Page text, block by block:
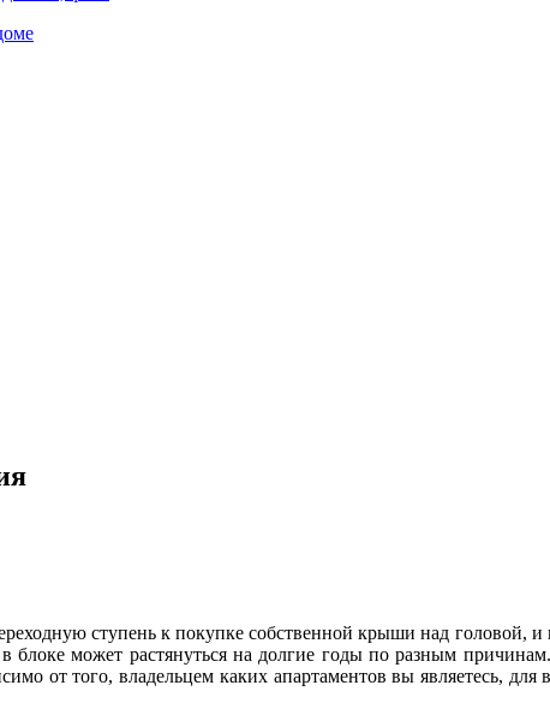
ступень к покупке собственной крыши над головой, и
блоке может растянуться на долгие годы по разным
от того, владельцем каких апартаментов вы являетесь,